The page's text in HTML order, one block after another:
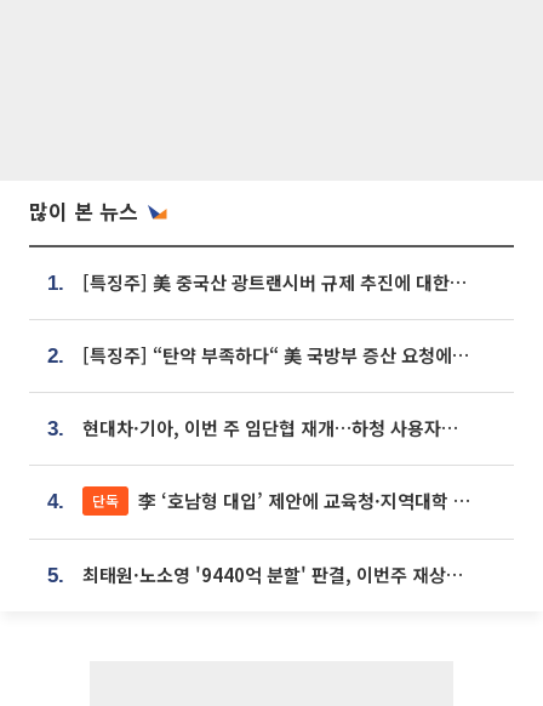
많이 본 뉴스
1. [특징주] 美 중국산 광트랜시버 규제 추진에 대한광통신 등 광통신株 강세
2. [특징주] “탄약 부족하다“ 美 국방부 증산 요청에⋯국내 방산주 급등세
3. 현대차·기아, 이번 주 임단협 재개…하청 사용자성 재심도 ‘변수’
4. 단독 李 ‘호남형 대입’ 제안에 교육청·지역대학 서·논술형 입시 연계 '착수'
5. 최태원·노소영 '9440억 분할' 판결, 이번주 재상고 여부 주목